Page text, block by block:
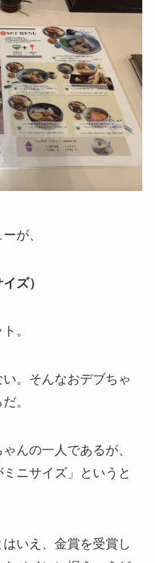
が、
ズ）
。
。そんなおデブちゃ
。
んの一人であるが、
ニサイズ」というと
いえ、金賞を受賞し